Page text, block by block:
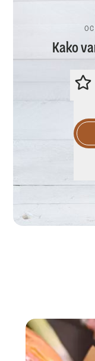
Kako